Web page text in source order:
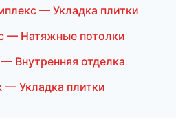
— Укладка плитки
— Натяжные потолки
Внутренняя отделка
Укладка плитки